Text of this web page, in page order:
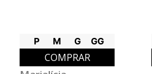
P M G GG
COMPRAR